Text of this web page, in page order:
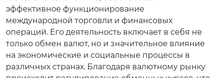
эффективное функционирование
международной торговли и финансовых
операций. Его деятельность включает в себя не
только обмен валют, но и значительное влияние
на экономические и социальные процессы в
различных странах. Благодаря валютному рынку